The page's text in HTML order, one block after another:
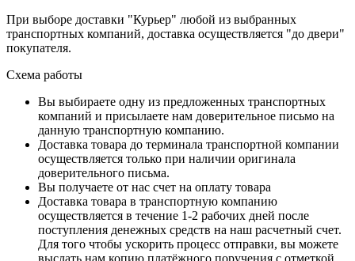
При выборе доставки "Курьер" любой из выбранных
транспортных компаний, доставка осуществляется "до двери"
покупателя.
Схема работы
Вы выбираете одну из предложенных транспортных
компаний и присылаете нам доверительное письмо на
данную транспортную компанию.
Доставка товара до терминала транспортной компании
осуществляется только при наличии оригинала
доверительного письма.
Вы получаете от нас счет на оплату товара
Доставка товара в транспортную компанию
осуществляется в течение 1-2 рабочих дней после
поступления денежных средств на наш расчетный счет.
Для того чтобы ускорить процесс отправки, вы можете
выслать нам копию платёжного поручения с отметкой